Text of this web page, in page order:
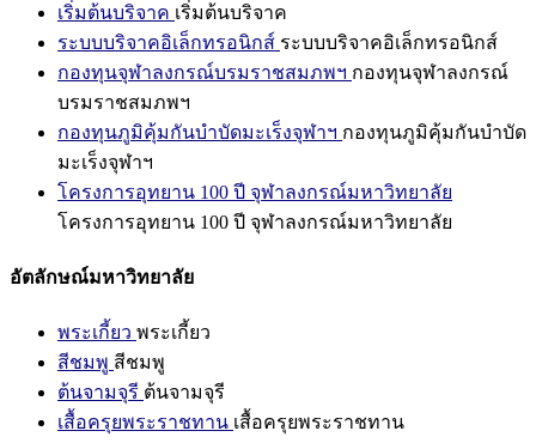
เริ่มต้นบริจาค เริ่มต้นบริจาค
ระบบบริจาคอิเล็กทรอนิกส์ ระบบบริจาคอิเล็กทรอนิกส์
กองทุนจุฬาลงกรณ์บรมราชสมภพฯ กองทุนจุฬาลงกรณ์
บรมราชสมภพฯ
กองทุนภูมิคุ้มกันบำบัดมะเร็งจุฬาฯ กองทุนภูมิคุ้มกันบำบัด
มะเร็งจุฬาฯ
โครงการอุทยาน 100 ปี จุฬาลงกรณ์มหาวิทยาลัย
โครงการอุทยาน 100 ปี จุฬาลงกรณ์มหาวิทยาลัย
อัตลักษณ์มหาวิทยาลัย
พระเกี้ยว พระเกี้ยว
สีชมพู สีชมพู
ต้นจามจุรี ต้นจามจุรี
เสื้อครุยพระราชทาน เสื้อครุยพระราชทาน